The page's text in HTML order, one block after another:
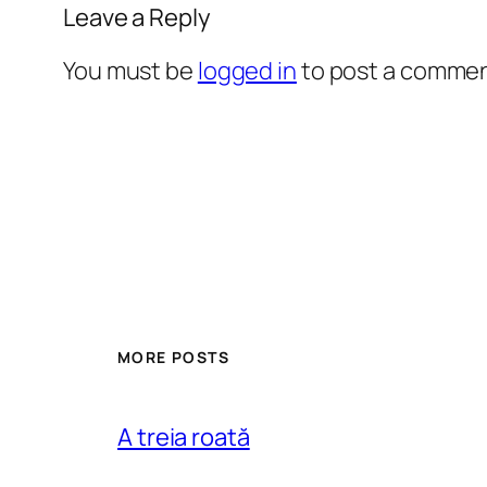
Leave a Reply
You must be logged into post a
MORE POSTS
A treia roată